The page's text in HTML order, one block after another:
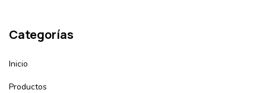
Categorías
Inicio
Productos